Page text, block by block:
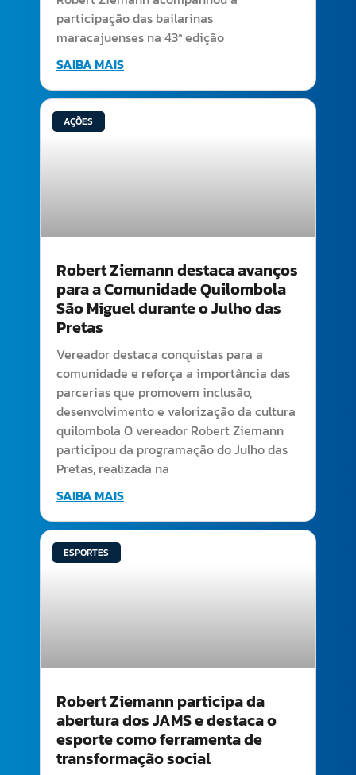
participação das bailarinas
maracajuenses na 43ª edição
SAIBA MAIS
AÇÕES
Robert Ziemann destaca avanços
para a Comunidade Quilombola
São Miguel durante o Julho das
Pretas
Vereador destaca conquistas para a
comunidade e reforça a importância das
parcerias que promovem inclusão,
desenvolvimento e valorização da cultura
quilombola O vereador Robert Ziemann
participou da programação do Julho das
Pretas, realizada na
SAIBA MAIS
ESPORTES
Robert Ziemann participa da
abertura dos JAMS e destaca o
esporte como ferramenta de
transformação social